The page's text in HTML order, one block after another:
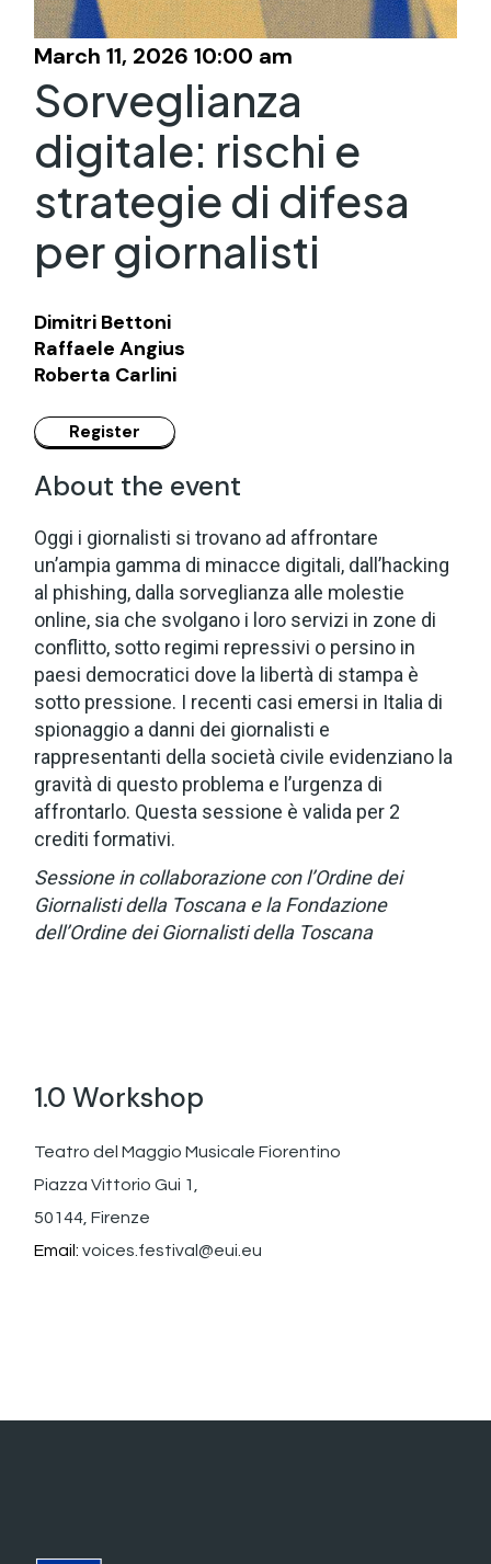
March 11, 2026 10:00 am
Sorveglianza
digitale: rischi e
strategie di difesa
per giornalisti
Dimitri Bettoni
Raffaele Angius
Roberta Carlini
About the event
Oggi i giornalisti si trovano ad affrontare
un’ampia gamma di minacce digitali, dall’hacking
al phishing, dalla sorveglianza alle molestie
online, sia che svolgano i loro servizi in zone di
conflitto, sotto regimi repressivi o persino in
paesi democratici dove la libertà di stampa è
sotto pressione. I recenti casi emersi in Italia di
spionaggio a danni dei giornalisti e
rappresentanti della società civile evidenziano la
gravità di questo problema e l’urgenza di
affrontarlo. Questa sessione è valida per 2
crediti formativi.
Sessione in collaborazione con l’Ordine dei
Giornalisti della Toscana e la Fondazione
dell’Ordine dei Giornalisti della Toscana
1.0 Workshop
Teatro del Maggio Musicale Fiorentino
Piazza Vittorio Gui 1,
50144, Firenze
Email:voices.festival@eui.eu